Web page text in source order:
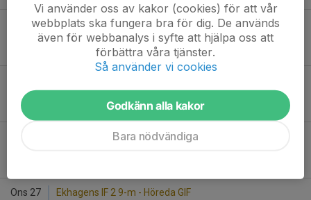
Sön 17
18:00
Lekeryd-Svarttorps SK - Höreda GIF
Furuvi 1, Lekeryd
18:45
Höredavallen 1, Höreda
Höreda GIF - Forserums IF
Ons 27
Ekhagens IF 2 9-m - Höreda GIF
Vi använder oss av kakor (cookies) för att vår
webbplats ska fungera bra för dig. De används
även för webbanalys i syfte att hjälpa oss att
förbättra våra tjänster.
Så använder vi cookies
Godkänn alla kakor
Bara nödvändiga